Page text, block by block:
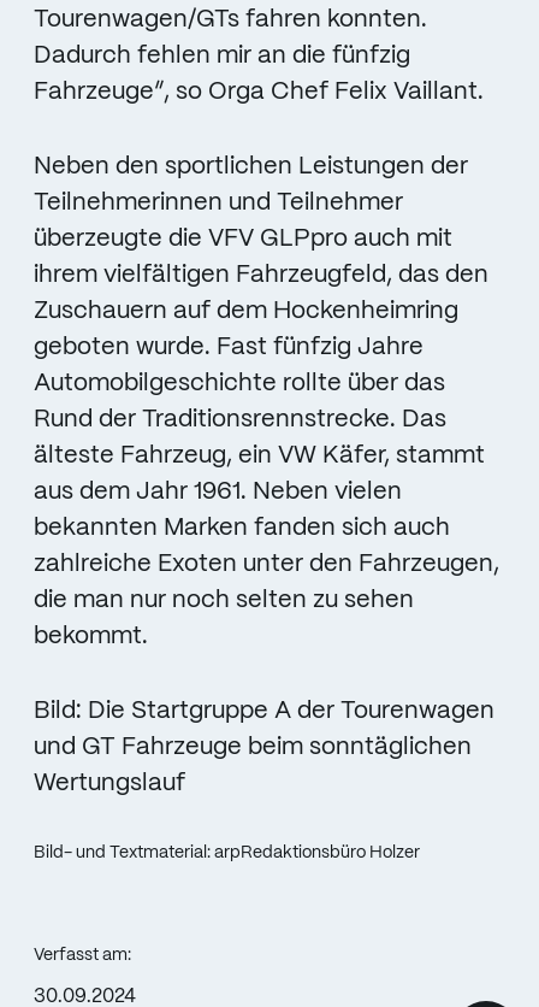
Tourenwagen/GTs fahren konnten.
Dadurch fehlen mir an die fünfzig
Fahrzeuge”, so Orga Chef Felix Vaillant.
Neben den sportlichen Leistungen der
Teilnehmerinnen und Teilnehmer
überzeugte die VFV GLPpro auch mit
ihrem vielfältigen Fahrzeugfeld, das den
Zuschauern auf dem Hockenheimring
geboten wurde. Fast fünfzig Jahre
Automobilgeschichte rollte über das
Rund der Traditionsrennstrecke. Das
älteste Fahrzeug, ein VW Käfer, stammt
aus dem Jahr 1961. Neben vielen
bekannten Marken fanden sich auch
zahlreiche Exoten unter den Fahrzeugen,
die man nur noch selten zu sehen
bekommt.
Bild: Die Startgruppe A der Tourenwagen
und GT Fahrzeuge beim sonntäglichen
Wertungslauf
Bild- und Textmaterial: arpRedaktionsbüro Holzer
Verfasst am:
30.09.2024